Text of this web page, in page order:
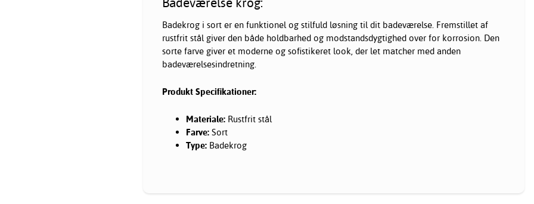
Badekrog i sort er en funktionel og stilfuld løsning til dit badeværelse. Fremstillet af
rustfrit stål giver den både holdbarhed og modstandsdygtighed over for korrosion. Den
sorte farve giver et moderne og sofistikeret look, der let matcher med anden
badeværelsesindretning.
Produkt Specifikationer:
Materiale: Rustfrit stål
Farve: Sort
Type: Badekrog